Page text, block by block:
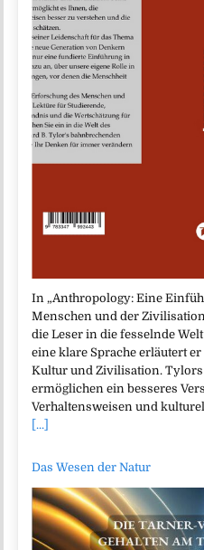
In „Anthropology: Eine
Menschen und der
die Leser in die fesselnde
eine klare Sprache erläutert
Kultur und Zivilisation.
ermöglichen ein besseres
Verhaltensweisen und
[...]
Das Wesen der Natur